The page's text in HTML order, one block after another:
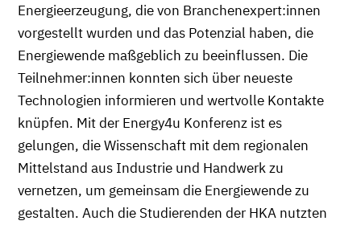
Energieerzeugung, die von Branchenexpert:innen
vorgestellt wurden und das Potenzial haben, die
Energiewende maßgeblich zu beeinflussen. Die
Teilnehmer:innen konnten sich über neueste
Technologien informieren und wertvolle Kontakte
knüpfen. Mit der Energy4u Konferenz ist es
gelungen, die Wissenschaft mit dem regionalen
Mittelstand aus Industrie und Handwerk zu
vernetzen, um gemeinsam die Energiewende zu
gestalten. Auch die Studierenden der HKA nutzten